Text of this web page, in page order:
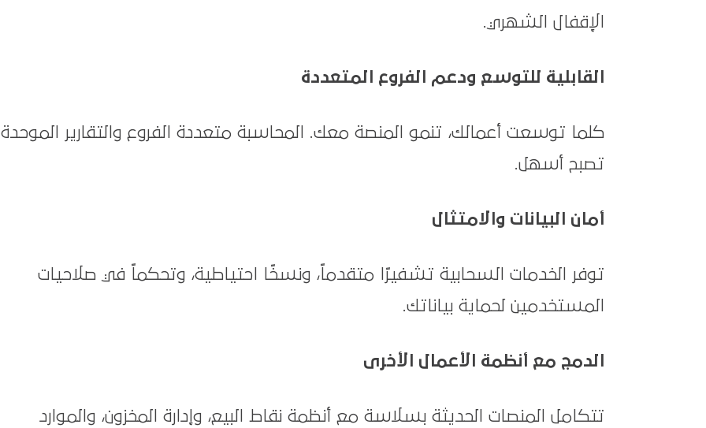
الإقفال الشهري.
القابلية للتوسع ودعم الفروع المتعددة
كلما توسعت أعمالك، تنمو المنصة معك. المحاسبة متعددة الفروع والتقارير الموحدة
تصبح أسهل.
أمان البيانات والامتثال
توفر الخدمات السحابية تشفيرًا متقدماً، ونسخًا احتياطية، وتحكماً في صلاحيات
المستخدمين لحماية بياناتك.
الدمج مع أنظمة الأعمال الأخرى
تتكامل المنصات الحديثة بسلاسة مع أنظمة نقاط البيع، وإدارة المخزون، والموارد